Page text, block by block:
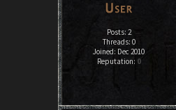
Posts: 2
Threads: 0
Joined: Dec 2010
Reputation: 0